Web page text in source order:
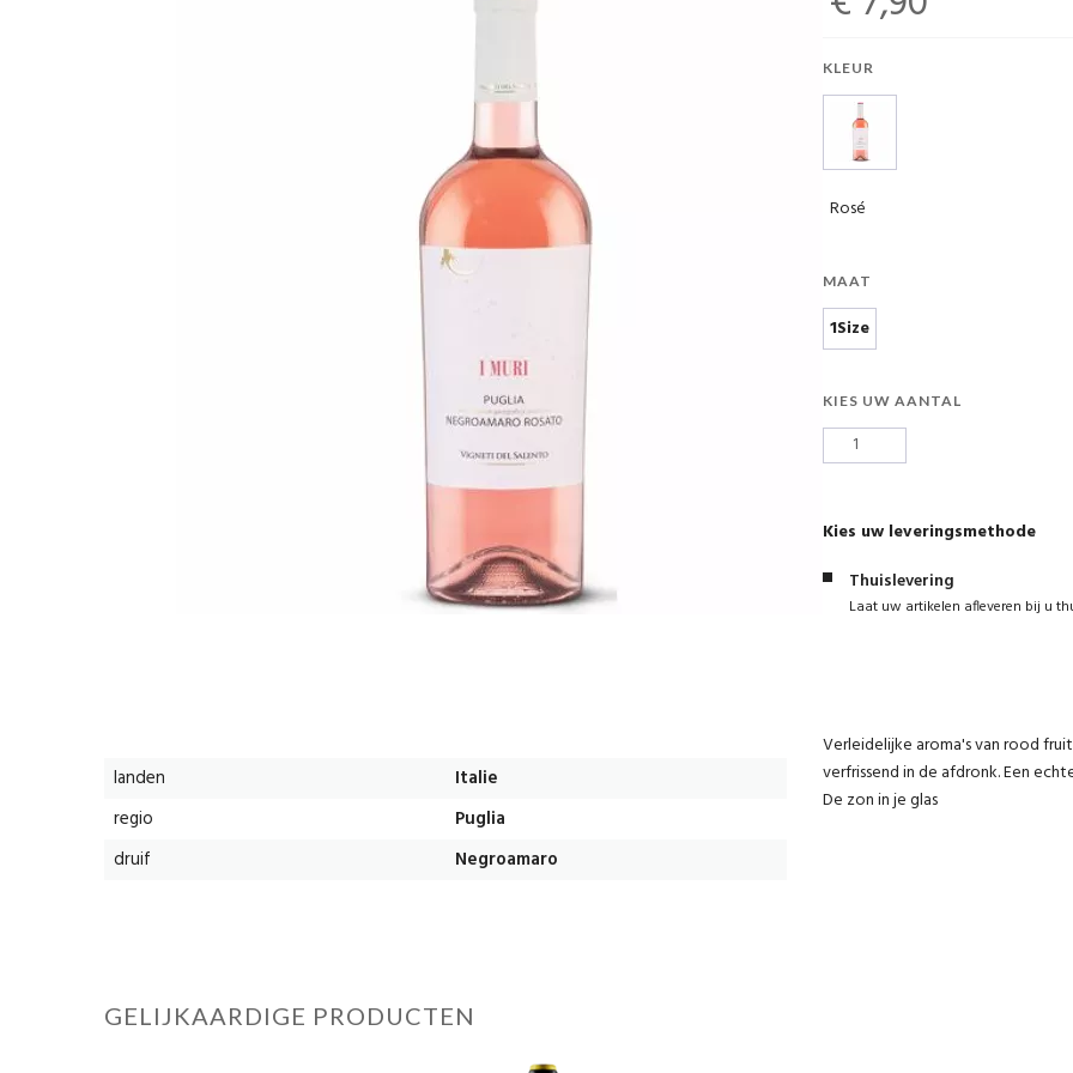
landen
Italie
regio
Puglia
druif
Negroamaro
KLEUR
Rosé
MAAT
1Size
KIES UW AANTAL
Kies uw leveringsmethode
Thuislevering
Laat uw artikelen afleveren bij u
Verleidelijke aroma's van rood
verfrissend in de afdronk. Een
De zon in je glas
GELIJKAARDIGE PRODUCTEN